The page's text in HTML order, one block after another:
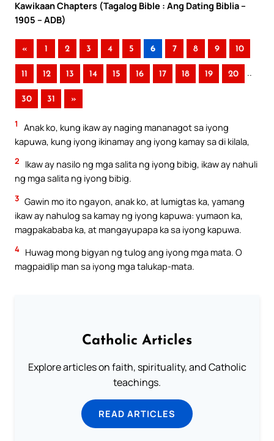
Kawikaan Chapters (Tagalog Bible : Ang Dating Biblia –
1905 – ADB)
« 1 2 3 4 5 6 7 8 9 10
11 12 13 14 15 16 17 18 19 20 ..
30 31 »
1
Anak ko, kung ikaw ay naging mananagot sa iyong
kapuwa, kung iyong ikinamay ang iyong kamay sa di kilala,
2
Ikaw ay nasilo ng mga salita ng iyong bibig, ikaw ay nahuli
ng mga salita ng iyong bibig.
3 Gawin mo ito ngayon, anak ko, at lumigtas ka, yamang
ikaw ay nahulog sa kamay ng iyong kapuwa: yumaon ka,
magpakababa ka, at mangayupapa ka sa iyong kapuwa.
4 Huwag mong bigyan ng tulog ang iyong mga mata. O
magpaidlip man sa iyong mga talukap-mata.
Catholic Articles
Explore articles on faith, spirituality, and Catholic
teachings.
READ ARTICLES